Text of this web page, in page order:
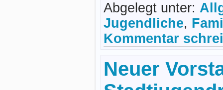
Abgelegt unter:
Jugendliche,
Kommentar
Neuer